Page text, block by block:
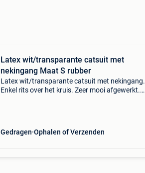
Latex wit/transparante catsuit met
nekingang Maat S rubber
Latex wit/transparante catsuit met nekingang.
Enkel rits over het kruis. Zeer mooi afgewerkt.
Gedragen Ophalen of Verzenden